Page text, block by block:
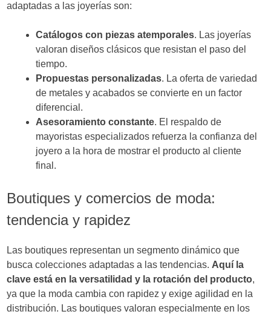
adaptadas a las joyerías son:
Catálogos con piezas atemporales. Las joyerías
valoran diseños clásicos que resistan el paso del
tiempo.
Propuestas personalizadas. La oferta de variedad
de metales y acabados se convierte en un factor
diferencial.
Asesoramiento constante. El respaldo de
mayoristas especializados refuerza la confianza del
joyero a la hora de mostrar el producto al cliente
final.
Boutiques y comercios de moda:
tendencia y rapidez
Las boutiques representan un segmento dinámico que
busca colecciones adaptadas a las tendencias. Aquí la
clave está en la versatilidad y la rotación del producto,
ya que la moda cambia con rapidez y exige agilidad en la
distribución. Las boutiques valoran especialmente en los